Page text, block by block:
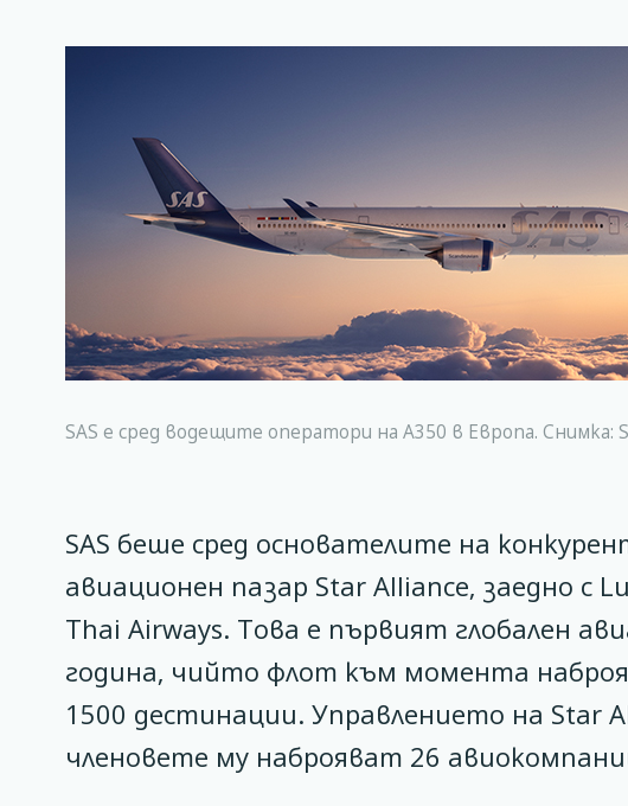
SAS е сред водещите оператори на А350 в Европа. Снимка:
SAS беше сред основателите на
авиационен пазар Star Alliance, заедно с
Thai Airways. Това е първият глобален
година, чийто флот към момента
1500 дестинации. Управлението на Star
членовете му наброяват 26